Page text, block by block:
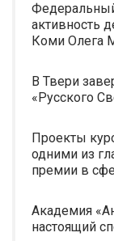
активность
Коми Олега
В Твери
«Русского
Проекты
одними из
премии в
Академия
настоящий